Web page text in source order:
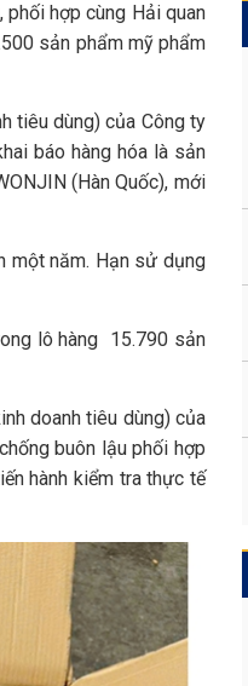
hợp cùng Hải quan
sản phẩm mỹ phẩm
tiêu dùng) của Công ty
báo hàng hóa là sản
(Hàn Quốc), mới
một năm. Hạn sử dụng
lô hàng 15.790 sản
doanh tiêu dùng) của
buôn lậu phối hợp
hành kiểm tra thực tế